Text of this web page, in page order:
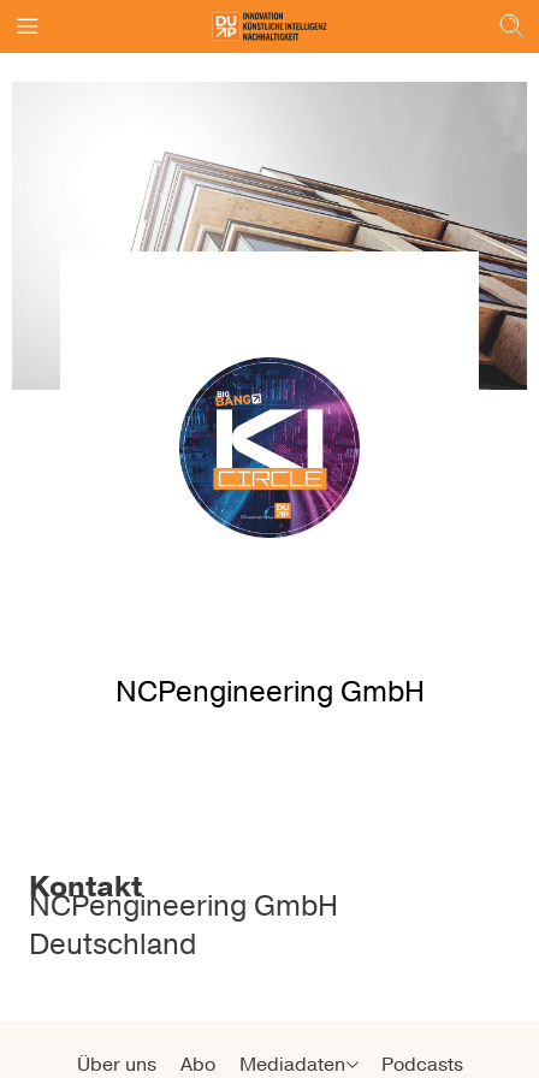
NCPengineering GmbH
Kontakt
NCPengineering GmbH
Deutschland
Über uns Abo Mediadaten Podcasts